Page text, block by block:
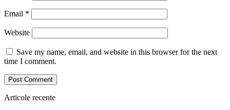
Email *
Website
Save my name, email, and website in this browser for the next
time I comment.
Articole recente